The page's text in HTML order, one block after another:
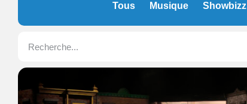
Tous Musique Showbizz